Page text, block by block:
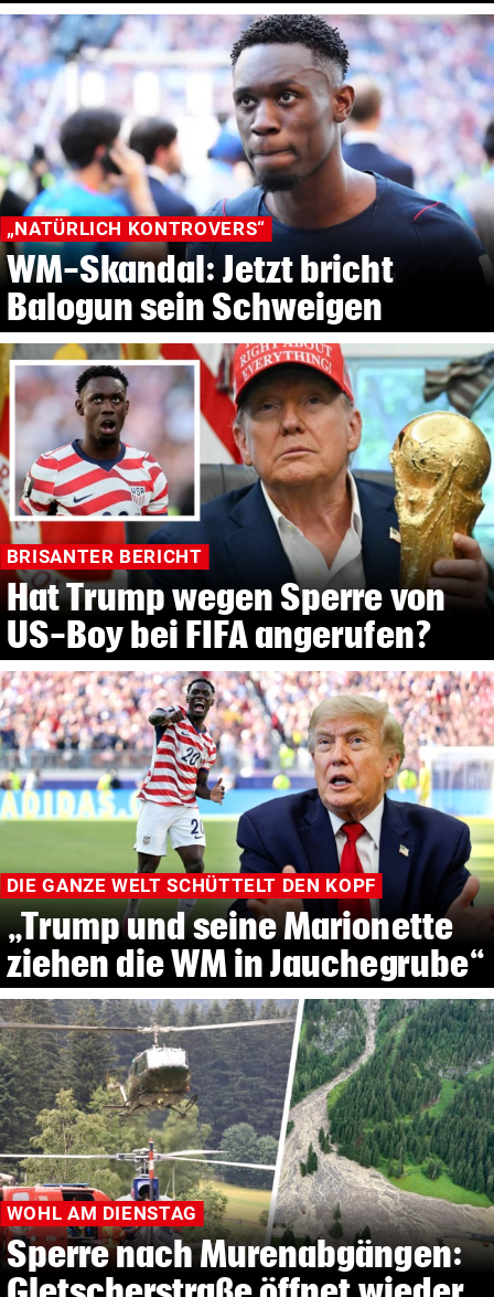
„NATÜRLICH KONTROVERS“
WM-Skandal: Jetzt bricht
Balogun sein Schweigen
BRISANTER BERICHT
Hat Trump wegen Sperre von
US-Boy bei FIFA angerufen?
DIE GANZE WELT SCHÜTTELT DEN KOPF
„Trump und seine Marionette
ziehen die WM in Jauchegrube“
WOHL AM DIENSTAG
Sperre nach Murenabgängen: